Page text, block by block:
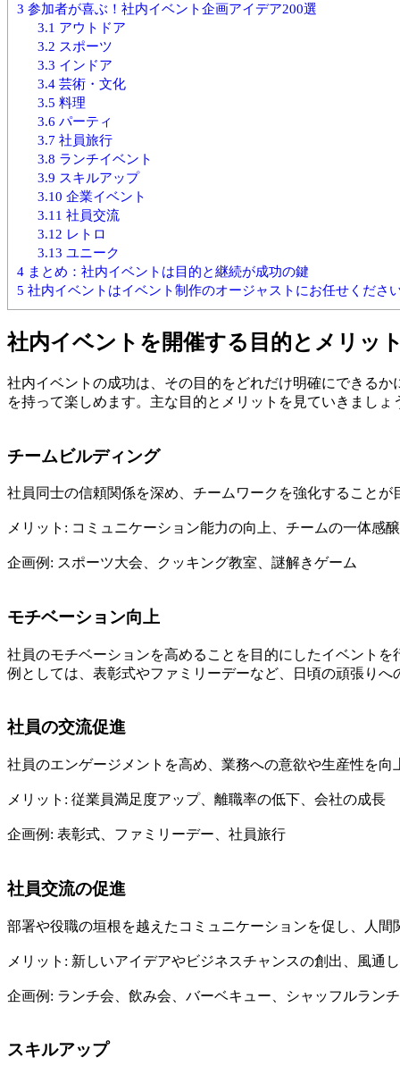
3 参加者が喜ぶ！社内イベント企画アイデア200選
3.1 アウトドア
3.2 スポーツ
3.3 インドア
3.4芸術・文化
3.5 料理
3.6 パーティ
3.7 社員旅行
3.8 ランチイベント
3.9 スキルアップ
3.10 企業イベント
3.11 社員交流
3.12 レトロ
3.13 ユニーク
4 まとめ：社内イベントは目的と継続が成功の鍵
5 社内イベントはイベント制作のオージャストにお任せくださ
社内イベントを開催する目的とメリッ
社内イベントの成功は、その目的をどれだけ明確にできる
を持って楽しめます。主な目的とメリットを見ていきましょ
チームビルディング
社員同士の信頼関係を深め、チームワークを強化することが
メリット: コミュニケーション能力の向上、チームの一体感
企画例: スポーツ大会、クッキング教室、謎解きゲーム
モチベーション向上
社員のモチベーションを高めることを目的にしたイベント
例としては、表彰式やファミリーデーなど、日頃の頑張りへ
社員の交流促進
社員のエンゲージメントを高め、業務への意欲や生産性を向
メリット: 従業員満足度アップ、離職率の低下、会社の成長
企画例: 表彰式、ファミリーデー、社員旅行
社員交流の促進
部署や役職の垣根を越えたコミュニケーションを促し、人
メリット: 新しいアイデアやビジネスチャンスの創出、風通
企画例: ランチ会、飲み会、バーベキュー、シャッフルランチ
スキルアップ